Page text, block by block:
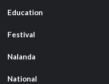
Education
Festival
Nalanda
National